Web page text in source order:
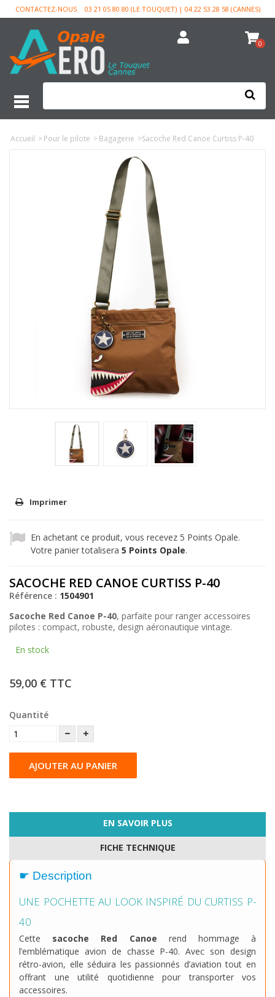
CONTACTEZ-NOUS 03 21 05 80 80 (LE TOUQUET) | 04 22 53 28 58 (CANNES)
0
Accueil >Pour le pilote >Bagagerie >Sacoche Red Canoe Curtiss P-40
Imprimer
En achetant ce produit, vous recevez 5 Points Opale.
Votre panier totalisera 5 Points Opale.
SACOCHE RED CANOE CURTISS P-40
Référence : 1504901
Sacoche Red Canoe P-40, parfaite pour ranger accessoires
pilotes : compact, robuste, design aéronautique vintage.
En stock
59,00 € TTC
Quantité
AJOUTER AU PANIER
EN SAVOIR PLUS
FICHE TECHNIQUE
☛ Description
UNE POCHETTE AU LOOK INSPIRÉ DU CURTISS P-
40
Cette sacoche Red Canoe rend hommage à
l’emblématique avion de chasse P-40. Avec son design
rétro-avion, elle séduira les passionnés d’aviation tout en
offrant une utilité quotidienne pour transporter vos
accessoires.